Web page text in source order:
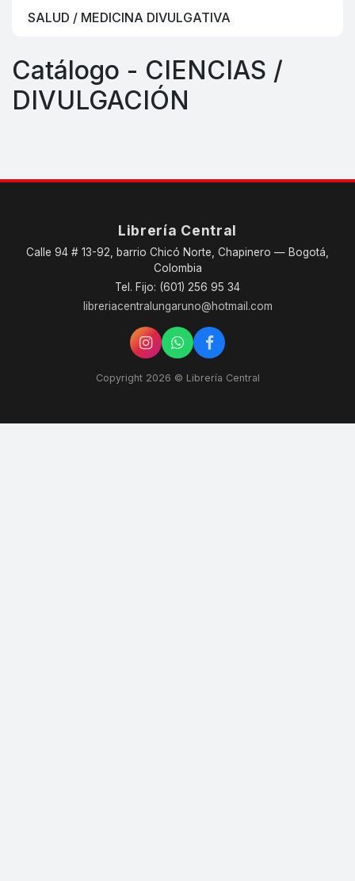
SALUD / MEDICINA DIVULGATIVA
Catálogo - CIENCIAS /
DIVULGACIÓN
Librería Central
Calle 94 # 13-92, barrio Chicó Norte, Chapinero — Bogotá,
Colombia
Tel. Fijo: (601) 256 95 34
libreriacentralungaruno@hotmail.com
Copyright 2026 © Librería Central